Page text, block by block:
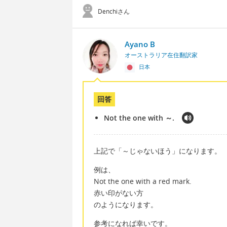
Denchiさん
Ayano B
オーストラリア在住翻訳家
日本
回答
Not the one with ～.
上記で「～じゃないほう」になります。
例は、
Not the one with a red mark.
赤い印がない方
のようになります。
参考になれば幸いです。